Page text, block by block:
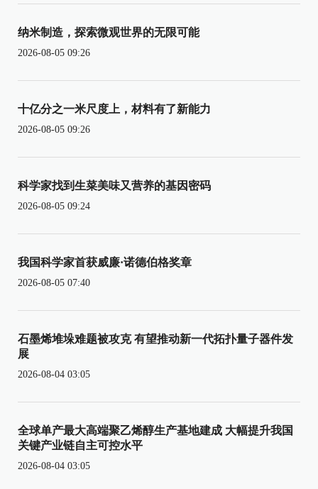
纳米制造，探索微观世界的无限可能
2026-08-05 09:26
十亿分之一米尺度上，材料有了新能力
2026-08-05 09:26
科学家找到生菜美味又营养的基因密码
2026-08-05 09:24
我国科学家首获威廉·诺德伯格奖章
2026-08-05 07:40
石墨烯堆垛难题被攻克 有望推动新一代拓扑量子器件发
展
2026-08-04 03:05
全球单产最大高端聚乙烯醇生产基地建成 大幅提升我国
关键产业链自主可控水平
2026-08-04 03:05